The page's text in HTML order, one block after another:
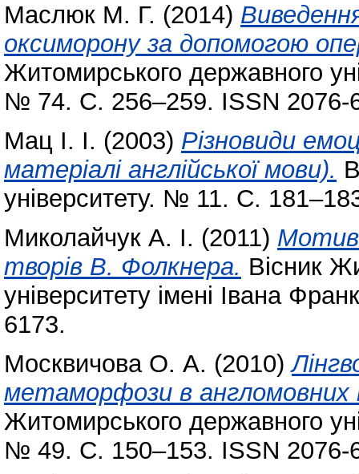
Маслюк М. Г. (2014)
оксиморону за допомогою
Житомирського державного
№ 74. С. 256–259. ISSN 2076-
Мац І. І. (2003) Різновиди
матеріалі англійської мови).
університету. № 11. С.
Миколайчук А. І. (2011) Мотив
творів В. Фолкнера. Вісник
університету імені Івана
6173.
Москвичова О. А. (2010)
метаморфози в
Житомирського державного
№ 49. С. 150–153. ISSN 2076-